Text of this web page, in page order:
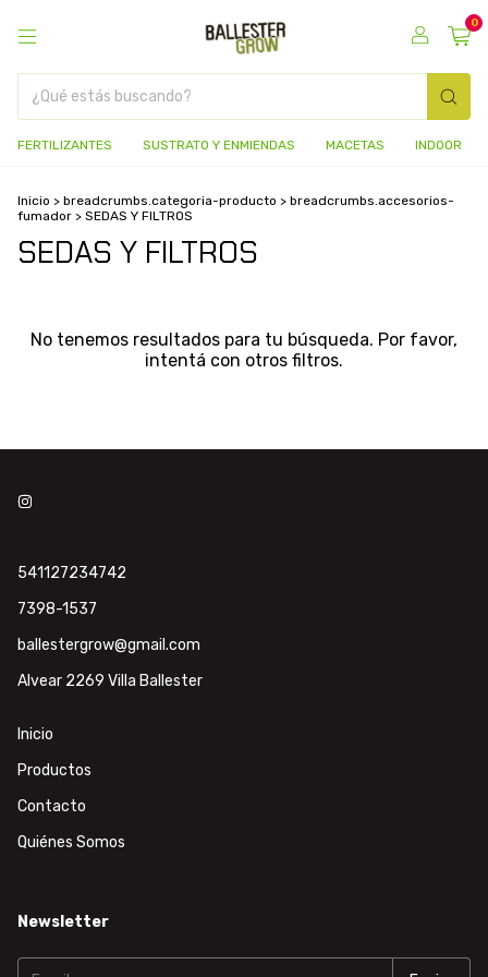
0
FERTILIZANTES SUSTRATO Y ENMIENDAS MACETAS INDOOR
Inicio > breadcrumbs.categoria-producto > breadcrumbs.accesorios-
fumador > SEDAS Y FILTROS
SEDAS Y FILTROS
No tenemos resultados para tu búsqueda. Por favor,
intentá con otros filtros.
541127234742
7398-1537
ballestergrow@gmail.com
Alvear 2269 Villa Ballester
Inicio
Productos
Contacto
Quiénes Somos
Newsletter